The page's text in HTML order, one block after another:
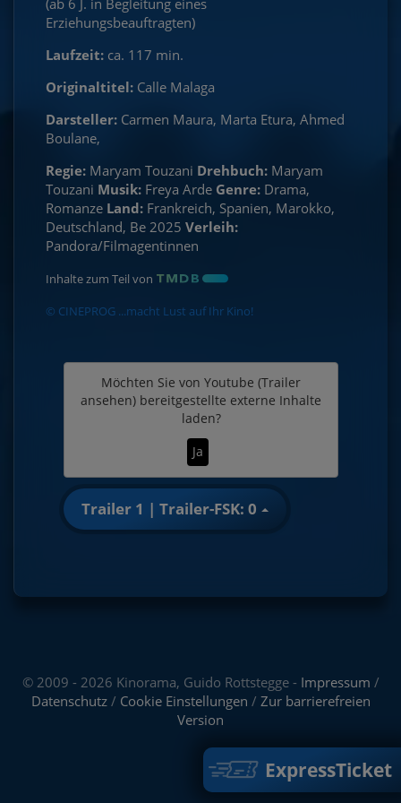
ExpressTicket
Erziehungsbeauftragten)
Laufzeit: ca. 117 min.
Originaltitel: Calle Malaga
Darsteller: Carmen Maura, Marta Etura, Ahmed
Boulane,
Regie: Maryam Touzani Drehbuch: Maryam
Touzani Musik: Freya Arde Genre: Drama,
Romanze Land: Frankreich, Spanien, Marokko,
Deutschland, Be 2025 Verleih:
Pandora/Filmagentinnen
Inhalte zum Teil von
© CINEPROG ...macht Lust auf Ihr Kino!
Möchten Sie von Youtube (Trailer
ansehen) bereitgestellte externe Inhalte
laden?
Ja
Trailer 1 | Trailer-FSK: 0
© 2009 - 2026 Kinorama, Guido Rottstegge - Impressum /
Datenschutz/ Cookie Einstellungen / Zur barrierefreien
Version